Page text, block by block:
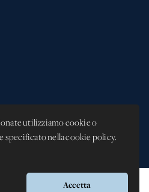
utilizziamo cookie o
specificato nella cookie policy.
Accetta